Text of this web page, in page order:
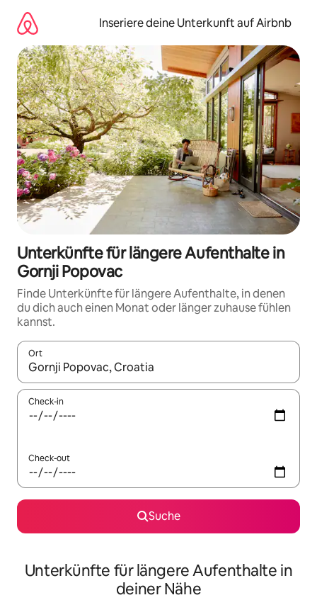
Inhalten
springen
Inseriere deine Unterkunft auf Airbnb
Unterkünfte für längere Aufenthalte in
Gornji Popovac
Finde Unterkünfte für längere Aufenthalte, in denen
du dich auch einen Monat oder länger zuhause fühlen
kannst.
Ort
Wenn Ergebnisse verfügbar sind, navigiere mit den
Check-in
Check-out
Suche
Unterkünfte für längere Aufenthalte in
deiner Nähe